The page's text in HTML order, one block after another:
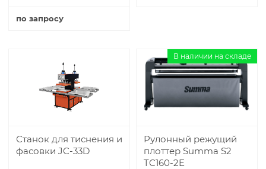
по запросу
Станок для тиснения и
фасовки JC-33D
В наличии на складе
Рулонный режущий
плоттер Summa S2
TC160-2E